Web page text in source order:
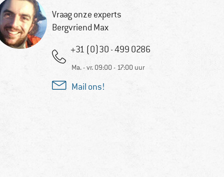
Vraag onze experts
Bergvriend Max
+31 (0)30 - 499 0286
Ma. - vr. 09:00 - 17:00 uur
Mail ons!